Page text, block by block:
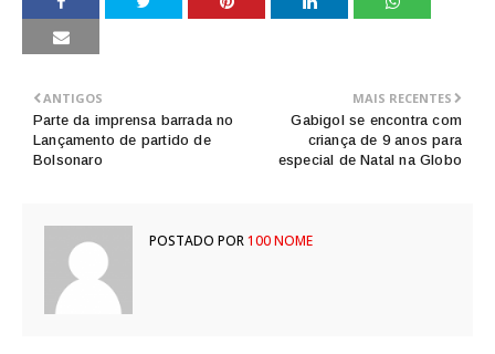
MAIS RECENTES
Gabigol se encontra com
criança de 9 anos para
especial de Natal na Globo
ANTIGOS
Parte da imprensa barrada no
Lançamento de partido de
Bolsonaro
POSTADO POR100 NOME